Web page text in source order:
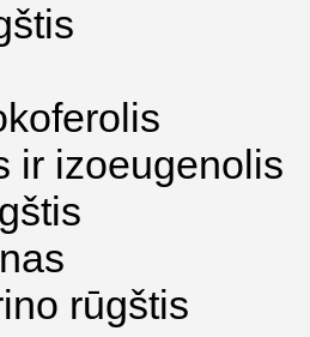
ir izoeugenolis
rūgštis